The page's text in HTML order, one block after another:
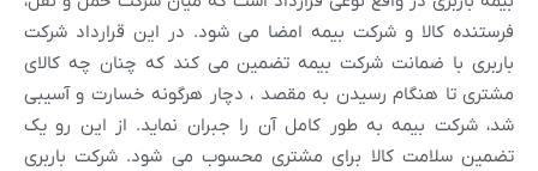
فرستنده کالا و شرکت بیمه امضا می شود. در این قرارداد شرکت
باربری با ضمانت شرکت بیمه تضمین می کند که چنان چه کالای
مشتری تا هنگام رسیدن به مقصد ، دچار هرگونه خسارت و آسیبی
شد، شرکت بیمه به طور کامل آن را جبران نماید. از این رو یک
تضمین سلامت کالا برای مشتری محسوب می شود. شرکت باربری